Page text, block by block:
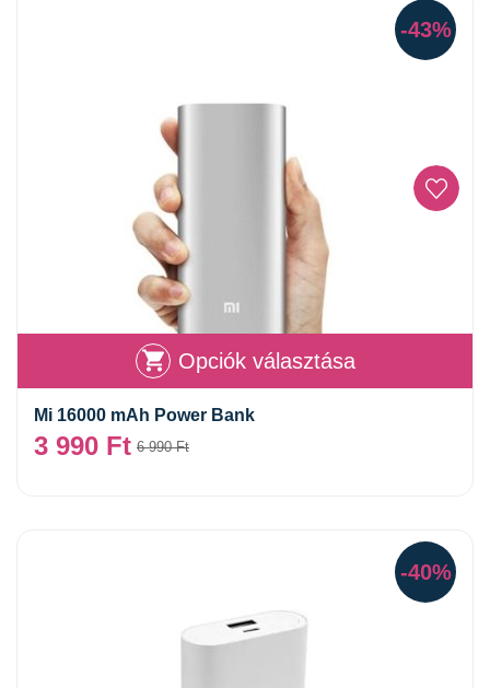
-43%
Opciók választása
Mi 16000 mAh Power Bank
6 990Ft
3 990 Ft
-40%